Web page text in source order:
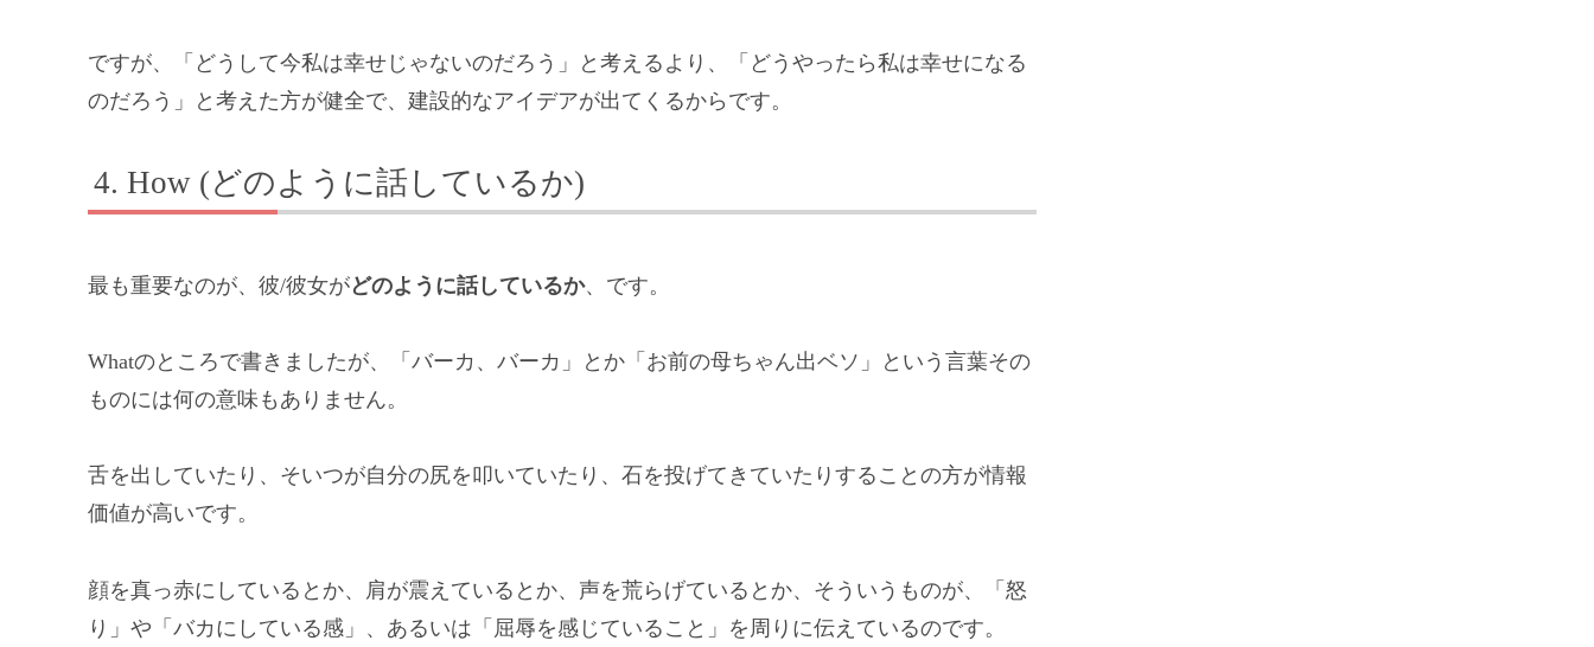
ですが、「どうして今私は幸せじゃないのだろう」と考えるより、「どうやったら私は幸せになる
のだろう」と考えた方が健全で、建設的なアイデアが出てくるからです。
How (どのように話しているか)
最も重要なのが、彼/彼女がどのように話しているか、です。
Whatのところで書きましたが、「バーカ、バーカ」とか「お前の母ちゃん出ベソ」という言葉その
ものには何の意味もありません。
舌を出していたり、そいつが自分の尻を叩いていたり、石を投げてきていたりすることの方が情報
価値が高いです。
顔を真っ赤にしているとか、肩が震えているとか、声を荒らげているとか、そういうものが、「怒
り」や「バカにしている感」、あるいは「屈辱を感じていること」を周りに伝えているのです。